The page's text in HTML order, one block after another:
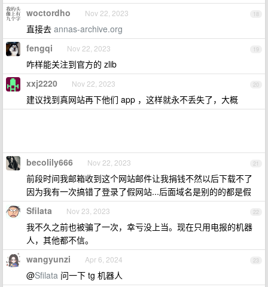
18
woctordho Nov 22, 2023
直接去 annas-archive.org
19
fengqi Nov 22, 2023
咋样能关注到官方的 zlib
20
xxj2220 Nov 22, 2023
建议找到真网站再下他们 app ，这样就永不丢失了，大概
21
becolily666 Nov 22, 2023
前段时间我邮箱收到这个网站邮件让我捐钱不然以后下载不了
因为我有一次搞错了登录了假网站...后面域名是别的的都是假
22
Sfilata Nov 23, 2023
我不久之前也被骗了一次，幸亏没上当。现在只用电报的机器
人，其他都不信。
23
wangyunzi Apr 6, 2024
@Sfilata 问一下 tg 机器人